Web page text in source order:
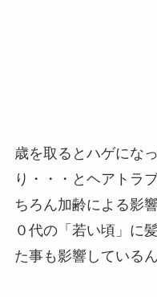
歳を取るとハゲにな
り・・・とヘアトラ
ちろん加齢による影
０代の「若い頃」に
た事も影響しているん